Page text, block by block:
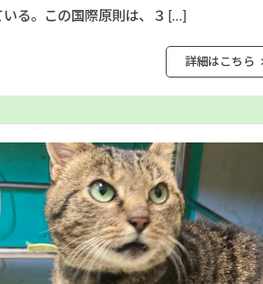
いる。この国際原則は、３ […]
詳細はこちら